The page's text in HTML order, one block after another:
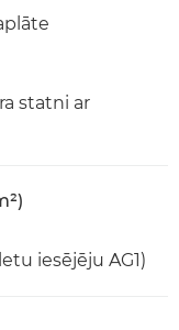
statni ar
iesējēju AG1)